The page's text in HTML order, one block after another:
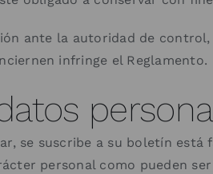
ante la autoridad de
infringe el Reglamento.
se suscribe a su boletín
personal como pueden